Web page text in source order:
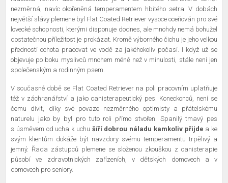
nezměrná, navíc okořeněná temperamentem hbitého setra. V dobách
největší slávy plemene byl Flat Coated Retriever vysoce oceňován pro své
lovecké schopnosti, kterými disponuje dodnes, ale mnohdy nemá bohužel
dostatečnou příležitost je prokázat. Kromě výborného čichu je jeho velkou
předností ochota pracovat ve vodě za jakéhokoliv počasí. I když už se
objevuje po boku myslivců mnohem méně než v minulosti, stále není jen
společenským a rodinným psem.
V současné době se Flat Coated Retriever na poli pracovním uplatňuje
též v záchranářství a jako canisterapeutický pes. Koneckonců, není se
čemu divit, díky své povaze nezměrného optimisty a přátelskému
naturelu jako by byl pro tuto roli přímo stvořen. Spanilý tmavý pes
s úsměvem od ucha k uchu šíří dobrou náladu kamkoliv přijde a ke
svým klientům dokáže být navzdory svému temperamentu trpělivý a
jemný. Řada zástupců plemene se složenou zkouškou z canisterapie
působí ve zdravotnických zařízeních, v dětských domovech a v
domovech pro seniory.